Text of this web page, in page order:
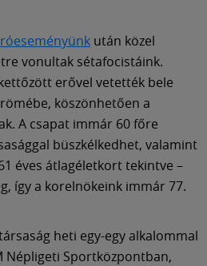
után közel
vonultak sétafocistáink.
erővel vetették bele
köszönhetően a
A csapat immár 60 főre
büszkélkedhet, valamint
éves átlagéletkort tekintve –
így a korelnökeink immár 77.
heti egy-egy alkalommal
Népligeti Sportközpontban,